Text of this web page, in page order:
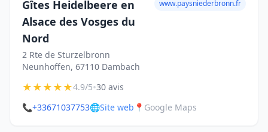
Gîtes Heidelbeere en
Alsace des Vosges du
Nord
2 Rte de Sturzelbronn
Neunhoffen, 67110 Dambach
www.paysniederbronn.fr
★★★★★4.9/5•30 avis
📞+33671037753🌐Site web 📍 Google Maps